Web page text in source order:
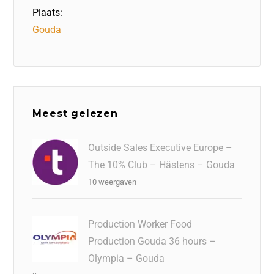
Plaats:
Gouda
Meest gelezen
Outside Sales Executive Europe –
The 10% Club – Hästens – Gouda
10 weergaven
Production Worker Food
Production Gouda 36 hours –
Olympia – Gouda